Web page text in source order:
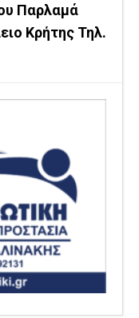
Παρλαμά
Κρήτης Τηλ.